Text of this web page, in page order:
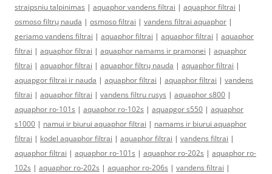
straipsniu talpinimas | aquaphor vandens filtrai | aquaphor filtrai |
osmoso filtrų nauda | osmoso filtrai | vandens filtrai aquaphor |
geriamo vandens filtrai | aquaphor filtrai | aquaphor filtrai | aquaphor
filtrai | aquaphor filtrai | aquaphor namams ir pramonei | aquaphor
filtrai | aquaphor filtrai | aquaphor filtrų nauda | aquaphor filtrai |
aquapgor filtrai ir nauda | aquaphor filtrai | aquaphor filtrai | vandens
filtrai | aquaphor filtrai | vandens filtru rusys | aquaphor s800 |
aquaphor ro-101s | aquaphor ro-102s | aquapgor s550 | aquaphor
s1000 | namui ir biurui aquaphor filtrai | namams ir biurui aquaphor
filtrai | kodel aquaphor filtrai | aquaphor filtrai | vandens filtrai |
aquaphor filtrai | aquaphor ro-101s | aquaphor ro-202s | aquaphor ro-
102s | aquaphor ro-202s | aquaphor ro-206s | vandens filtrai |